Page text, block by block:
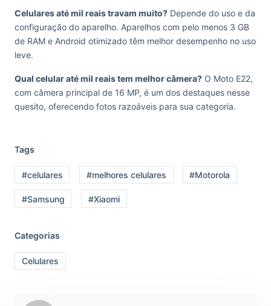
Celulares até mil reais travam muito? Depende do uso e da
configuração do aparelho. Aparelhos com pelo menos 3 GB
de RAM e Android otimizado têm melhor desempenho no uso
leve.
Qual celular até mil reais tem melhor câmera? O Moto E22,
com câmera principal de 16 MP, é um dos destaques nesse
quesito, oferecendo fotos razoáveis para sua categoria.
Tags
#celulares #melhores celulares #Motorola
#Samsung #Xiaomi
Categorias
Celulares